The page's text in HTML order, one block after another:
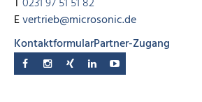
Evertrieb@microsonic.de
KontaktformularPartner-Zugang